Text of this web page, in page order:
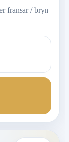
fransar / bryn